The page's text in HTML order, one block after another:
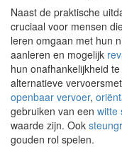
Naast de praktische
cruciaal voor mensen
leren omgaan met hun
aanleren en mogelijk
hun onafhankelijkheid
alternatieve
openbaar vervoer,
gebruiken van een witte
waarde zijn. Ook
gouden rol spelen.